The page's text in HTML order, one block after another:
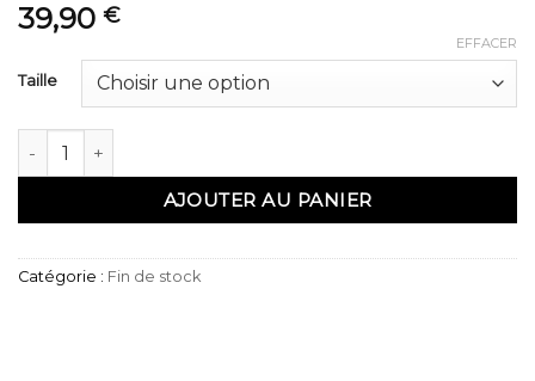
39,90 €
Taille
EFFACER
quantité de Sarouel chino qabail urban classik noir
AJOUTER AU PANIER
Catégorie : Fin de stock